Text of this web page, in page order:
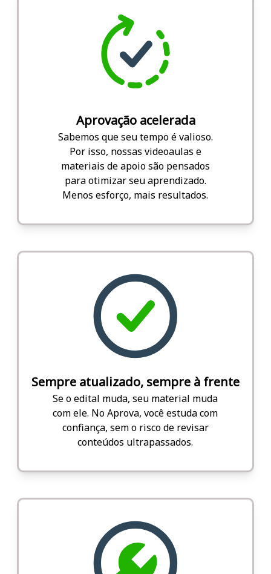
Aprovação acelerada
Sabemos que seu tempo é valioso.
Por isso, nossas videoaulas e
materiais de apoio são pensados
para otimizar seu aprendizado.
Menos esforço, mais resultados.
Sempre atualizado, sempre à frente
Se o edital muda, seu material muda
com ele. No Aprova, você estuda com
confiança, sem o risco de revisar
conteúdos ultrapassados.